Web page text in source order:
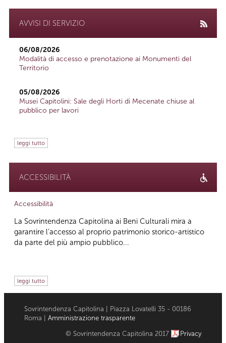
AVVISI DI SERVIZIO
06/08/2026
Modalità di accesso e prenotazione ai Monumenti del
Territorio
05/08/2026
Musei Capitolini: Sale degli Horti di Mecenate chiuse al
pubblico per lavori
leggi tutto
ACCESSIBILITÀ
Accessibilità
La Sovrintendenza Capitolina ai Beni Culturali mira a
garantire l’accesso al proprio patrimonio storico-artistico
da parte del più ampio pubblico...
leggi tutto
Sovrintendenza Capitolina | Piazza Lovatelli 35 - 00186
Roma | Amministrazione trasparente
© Sovrintendenza Capitolina 2017 Privacy